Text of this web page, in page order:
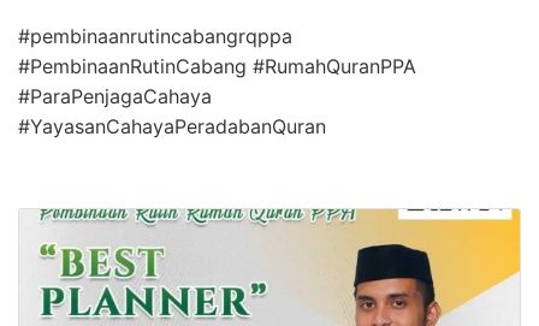
#pembinaanrutincabangrqppa
#PembinaanRutinCabang #RumahQuranPPA
#ParaPenjagaCahaya
#YayasanCahayaPeradabanQuran